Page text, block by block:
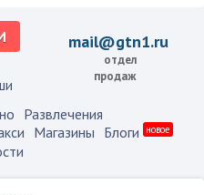
mail@gtn1.ru
отдел
продаж
Развлечения
Магазины Блоги новое